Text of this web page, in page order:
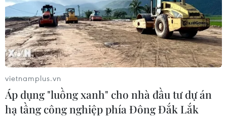
vietnamplus.vn
Áp dụng "luồng xanh" cho nhà đầu tư dự án
hạ tầng công nghiệp phía Đông Đắk Lắk